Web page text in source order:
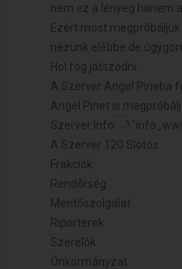
nem ez a lényeg hanem
Ezért most
nézünk elébbe de
Hol fog játszódni:
A Szerver Angel Pineba
Angel Pinet is
Szerver Info
A Szerver 120 Slotos.
Frakciók:
Rendõrség
Mentõszolgálat
Riporterek
Szerelõk
Önkormányzat